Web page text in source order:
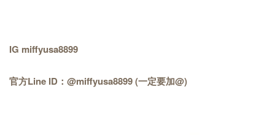
IG miffyusa8899
官方Line ID：@miffyusa8899 (一定要加@)